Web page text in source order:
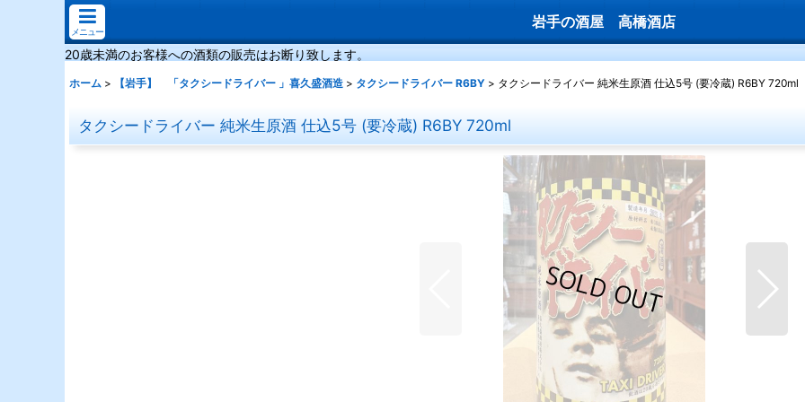
メニュー
岩手の酒屋 高橋酒店
20歳未満のお客様への酒類の販売はお断り致します。
ホーム > 【岩手】 「タクシードライバー 」喜久盛酒造 > タクシードライバー R6BY > タクシードライバー 純米生原酒 仕込5号 (要冷蔵) R6BY 720ml
タクシードライバー 純米生原酒 仕込5号 (要冷蔵) R6BY 720ml